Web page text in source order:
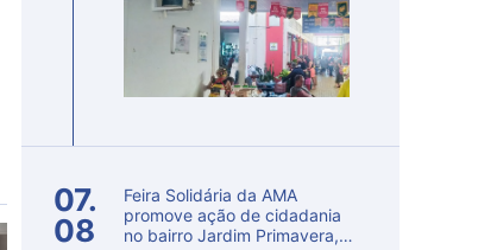
07.
08
Feira Solidária da AMA
promove ação de cidadania
no bairro Jardim Primavera,